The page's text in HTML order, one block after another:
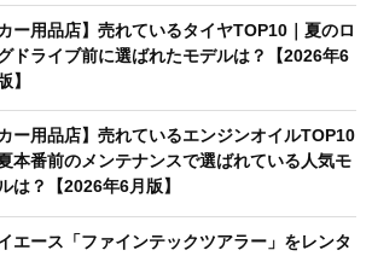
カー用品店】売れているタイヤTOP10｜夏のロ
ドライブ前に選ばれたモデルは？【2026年6
】
カー用品店】売れているエンジンオイルTOP10
夏本番前のメンテナンスで選ばれている人気モ
は？【2026年6月版】
エース「ファインテックツアラー」をレンタ